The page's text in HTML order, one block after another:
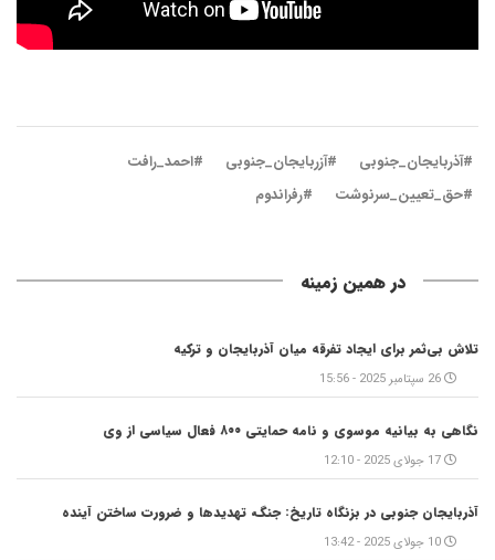
#آذربایجان_جنوبی #آزربایجان_جنوبی
#احمد_رافت
#حق_تعیین_سرنوشت
#رفراندوم
در همین زمینه
تلاش بی‌ثمر برای ایجاد تفرقه میان آذربایجان و ترکیه
26 سپتامبر 2025 - 15:56
نگاهی به بیانیه موسوی و نامه حمایتی ۸۰۰ فعال سیاسی از وی
17 جولای 2025 - 12:10
آذربایجان جنوبی در بزنگاه تاریخ: جنگ، تهدیدها و ضرورت ساختن آینده
10 جولای 2025 - 13:42